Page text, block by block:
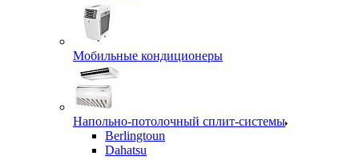
Мобильные кондиционеры
Напольно-потолочный сплит-системы
Berlingtoun
Dahatsu